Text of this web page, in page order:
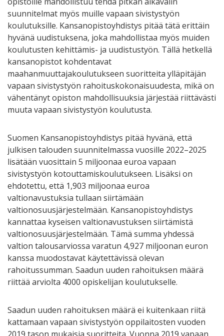
suunnitelmat myös muille vapaan sivistystyön
koulutuksille. Kansanopistoyhdistys pitää tätä erittäin
hyvänä uudistuksena, joka mahdollistaa myös muiden
koulutusten kehittämis- ja uudistustyön. Tällä hetkellä
kansanopistot kohdentavat
maahanmuuttajakoulutukseen suoritteita ylläpitäjän
vapaan sivistystyön rahoituskokonaisuudesta, mikä on
vähentänyt opiston mahdollisuuksia järjestää riittävästi
muuta vapaan sivistystyön koulutusta.
Suomen Kansanopistoyhdistys pitää hyvänä, että
julkisen talouden suunnitelmassa vuosille 2022–2025
lisätään vuosittain 5 miljoonaa euroa vapaan
sivistystyön kotouttamiskoulutukseen. Lisäksi on
ehdotettu, että 1,903 miljoonaa euroa
valtionavustuksia tullaan siirtämään
valtionosuusjärjestelmään. Kansanopistoyhdistys
kannattaa kyseisen valtionavustuksen siirtämistä
valtionosuusjärjestelmään. Tämä summa yhdessä
valtion talousarviossa varatun 4,927 miljoonan euron
kanssa muodostavat käytettävissä olevan
rahoitussumman. Saadun uuden rahoituksen määrä
riittää arviolta 4000 opiskelijan koulutukselle.
Saadun uuden rahoituksen määrä ei kuitenkaan riitä
kattamaan vapaan sivistystyön oppilaitosten vuoden